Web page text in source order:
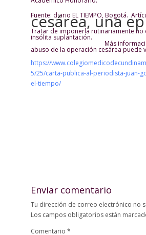
Fuente: diario EL TIEMPO, Bogotá.
cesárea, una
Tratar de imponerla rutinariamente no
insólita
Más información
abuso de la operación cesárea puede
https://
5/25/carta-publica-al-periodista-juan-
el-tiempo/
Enviar comentario
Tu dirección de correo electrónico no
Los campos obligatorios están
Comentario *